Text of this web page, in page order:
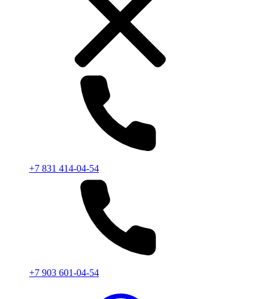
+7 831 414-04-54
+7 903 601-04-54